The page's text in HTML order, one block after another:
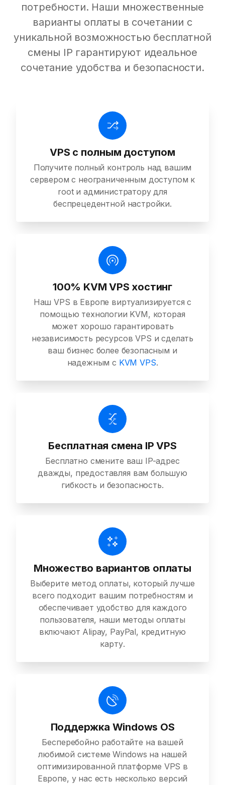
потребности. Наши множественные
варианты оплаты в сочетании с
уникальной возможностью бесплатной
смены IP гарантируют идеальное
сочетание удобства и безопасности.
VPS с полным доступом
Получите полный контроль над вашим
сервером с неограниченным доступом к
root и администратору для
беспрецедентной настройки.
100% KVM VPS хостинг
Наш VPS в Европе виртуализируется с
помощью технологии KVM, которая
может хорошо гарантировать
независимость ресурсов VPS и сделать
ваш бизнес более безопасным и
надежным с KVM VPS.
Бесплатная смена IP VPS
Бесплатно смените ваш IP-адрес
дважды, предоставляя вам большую
гибкость и безопасность.
Множество вариантов оплаты
Выберите метод оплаты, который лучше
всего подходит вашим потребностям и
обеспечивает удобство для каждого
пользователя, наши методы оплаты
включают Alipay, PayPal, кредитную
карту.
Поддержка Windows OS
Бесперебойно работайте на вашей
любимой системе Windows на нашей
оптимизированной платформе VPS в
Европе, у нас есть несколько версий